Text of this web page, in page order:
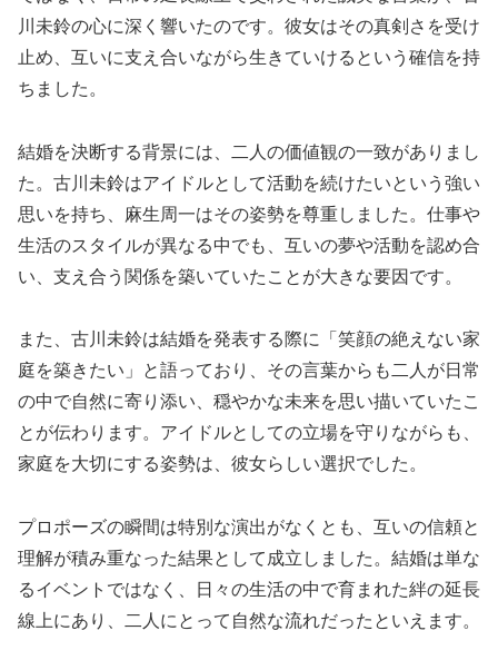
川未鈴の心に深く響いたのです。彼女はその真剣さを受け
止め、互いに支え合いながら生きていけるという確信を持
ちました。
結婚を決断する背景には、二人の価値観の一致がありまし
た。古川未鈴はアイドルとして活動を続けたいという強い
思いを持ち、麻生周一はその姿勢を尊重しました。仕事や
生活のスタイルが異なる中でも、互いの夢や活動を認め合
い、支え合う関係を築いていたことが大きな要因です。
また、古川未鈴は結婚を発表する際に「笑顔の絶えない家
庭を築きたい」と語っており、その言葉からも二人が日常
の中で自然に寄り添い、穏やかな未来を思い描いていたこ
とが伝わります。アイドルとしての立場を守りながらも、
家庭を大切にする姿勢は、彼女らしい選択でした。
プロポーズの瞬間は特別な演出がなくとも、互いの信頼と
理解が積み重なった結果として成立しました。結婚は単な
るイベントではなく、日々の生活の中で育まれた絆の延長
線上にあり、二人にとって自然な流れだったといえます。